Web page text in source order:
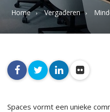
Home Vergaderen
Spaces vormt een unieke